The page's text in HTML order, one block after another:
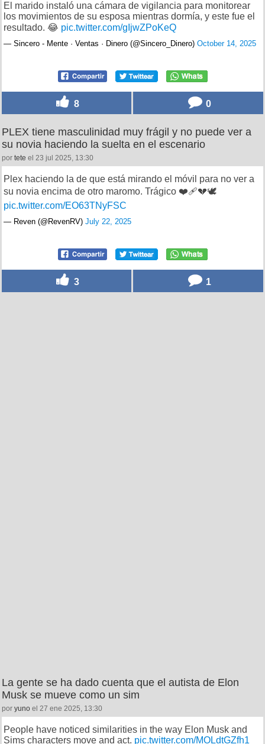
El marido instaló una cámara de vigilancia para monitorear
los movimientos de su esposa mientras dormía, y este fue el
resultado. 😂 pic.twitter.com/gIjwZPoKeQ
— Sincero - Mente · Ventas · Dinero (@Sincero_Dinero) October 14, 2025
8 0
PLEX tiene masculinidad muy frágil y no puede ver a
su novia haciendo la suelta en el escenario
por tete el 23 jul 2025, 13:30
Plex haciendo la de que está mirando el móvil para no ver a
su novia encima de otro maromo. Trágico ❤️‍🩹💔🕊️
pic.twitter.com/EO63TNyFSC
— Rеvеn (@RevenRV) July 22, 2025
3 1
La gente se ha dado cuenta que el autista de Elon
Musk se mueve como un sim
por yuno el 27 ene 2025, 13:30
People have noticed similarities in the way Elon Musk and
Sims characters move and act. pic.twitter.com/MOLdtGZfh1